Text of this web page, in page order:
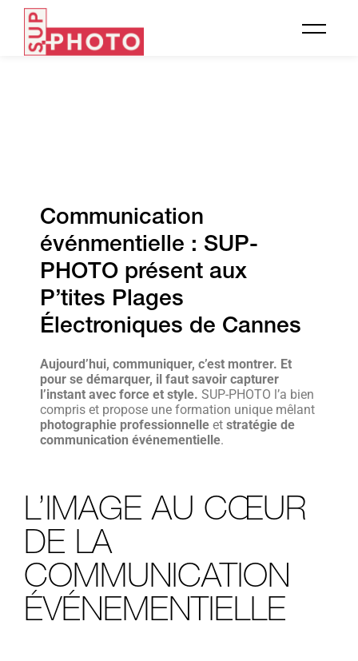
Communication
événmentielle : SUP-
PHOTO présent aux
P’tites Plages
Électroniques de Cannes
Aujourd’hui, communiquer, c’est montrer. Et
pour se démarquer, il faut savoir capturer
l’instant avec force et style. SUP-PHOTO l’a bien
compris et propose une formation unique mêlant
photographie professionnelle et stratégie de
communication événementielle.
L’IMAGE AU CŒUR
DE LA
COMMUNICATION
ÉVÉNEMENTIELLE